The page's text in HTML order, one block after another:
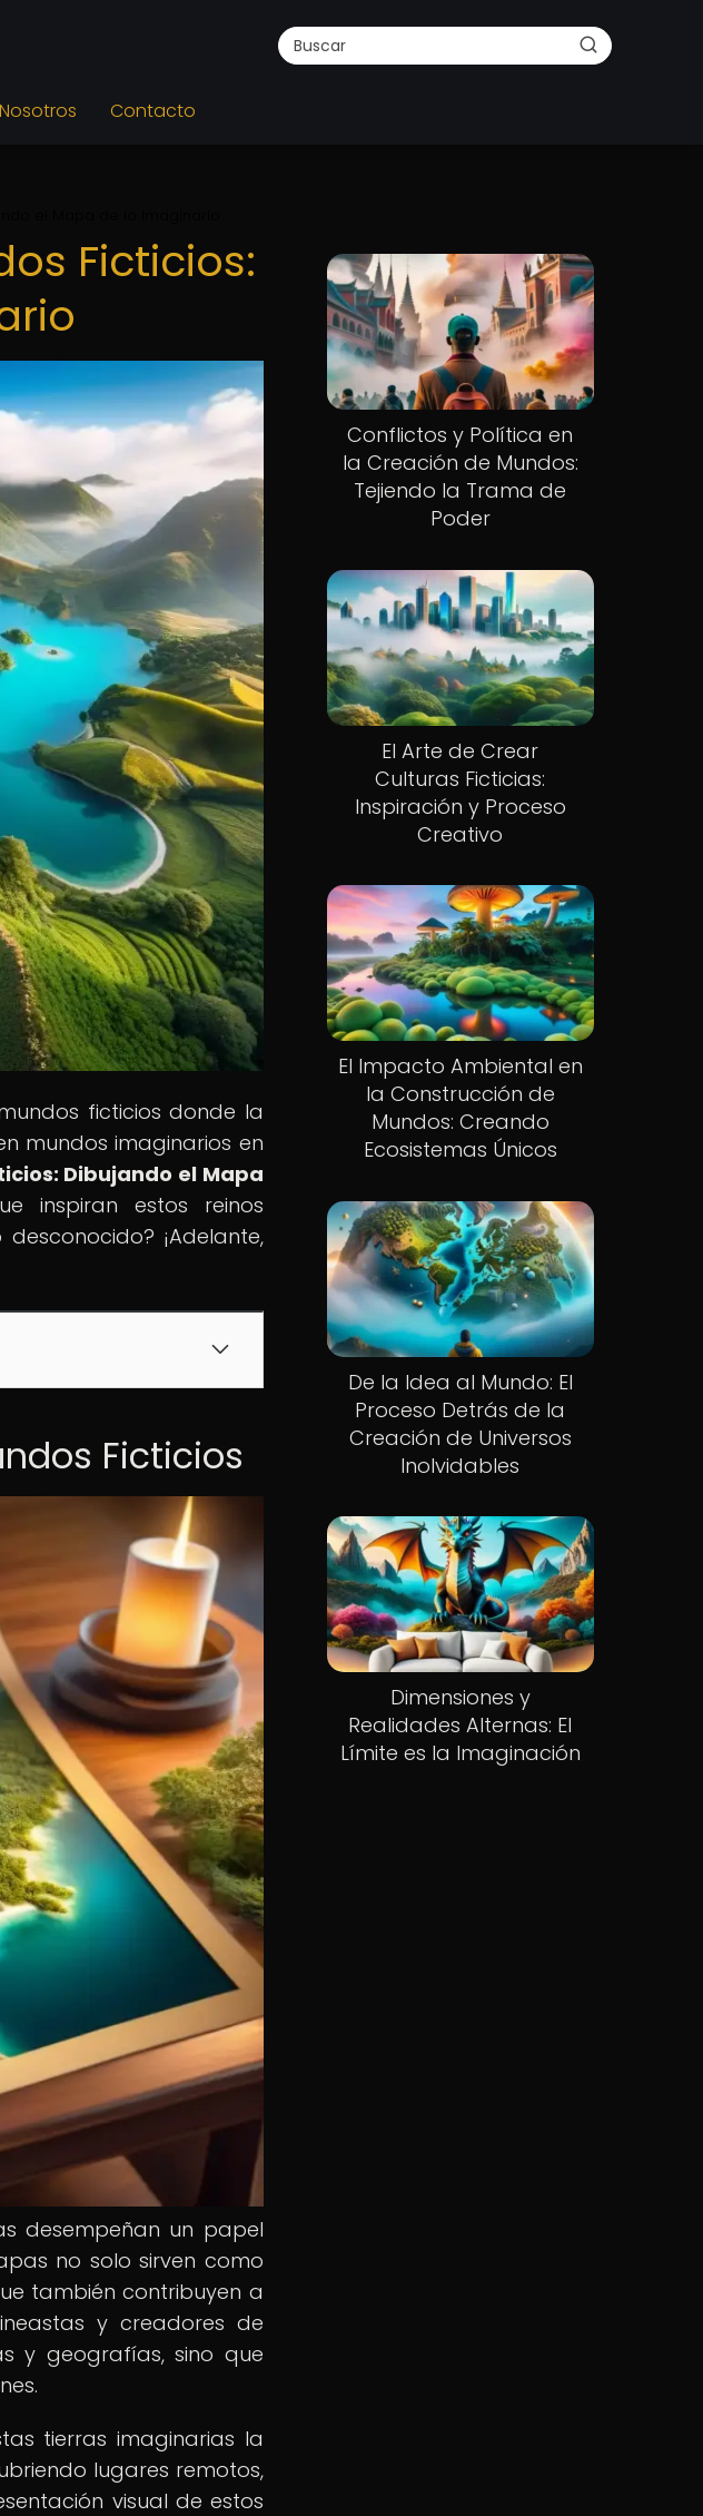
Contacto
Ficticios:
ficticios donde la
mundos imaginarios en
Dibujando el Mapa
inspiran estos reinos
¡Adelante,
Ficticios
desempeñan un papel
no solo sirven como
también contribuyen a
y creadores de
y geografías, sino que
tierras imaginarias la
lugares remotos,
visual de estos
Conflictos y Política en
la Creación de Mundos:
Tejiendo la Trama de
Poder
El Arte de Crear
Culturas Ficticias:
Inspiración y Proceso
Creativo
El Impacto Ambiental en
la Construcción de
Mundos: Creando
Ecosistemas Únicos
De la Idea al Mundo: El
Proceso Detrás de la
Creación de Universos
Inolvidables
Dimensiones y
Realidades Alternas: El
Límite es la Imaginación